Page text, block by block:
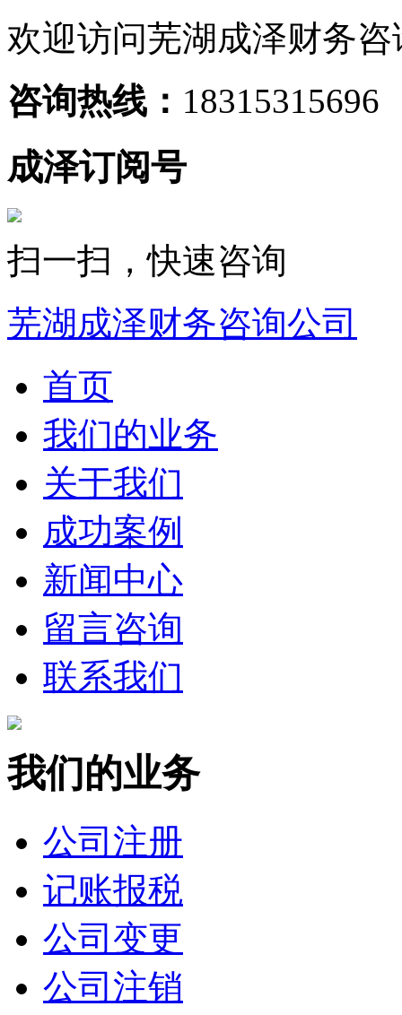
欢迎访问芜湖成泽财务咨
咨询热线： 18315315696
成泽订阅号
扫一扫，快速咨询
芜湖成泽财务咨询公司
首页
我们的业务
关于我们
成功案例
新闻中心
留言咨询
联系我们
我们的业务
公司注册
记账报税
公司变更
公司注销